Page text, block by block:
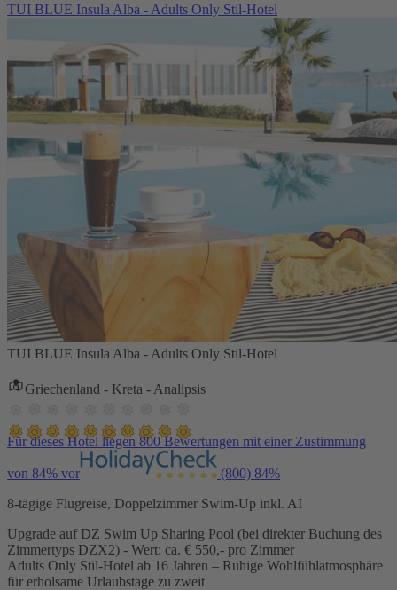
TUI BLUE Insula Alba - Adults Only Stil-Hotel
TUI BLUE Insula Alba - Adults Only Stil-Hotel
Griechenland - Kreta - Analipsis
Für dieses Hotel liegen 800 Bewertungen mit einer Zustimmung
von 84% vor (800) 84%
8-tägige Flugreise, Doppelzimmer Swim-Up inkl. AI
Upgrade auf DZ Swim Up Sharing Pool (bei direkter Buchung des
Zimmertyps DZX2) - Wert: ca. € 550,- pro Zimmer
Adults Only Stil-Hotel ab 16 Jahren – Ruhige Wohlfühlatmosphäre
für erholsame Urlaubstage zu zweit